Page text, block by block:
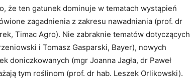
że ten gatunek dominuje w tematach wystąpień
zagadnienia z zakresu nawadniania (prof. dr
Timac Agro). Nie zabraknie tematów dotyczących
i Tomasz Gasparski, Bayer), nowych
doniczkowanych (mgr Joanna Jagła, dr Paweł
tym roślinom (prof. dr hab. Leszek Orlikowski).